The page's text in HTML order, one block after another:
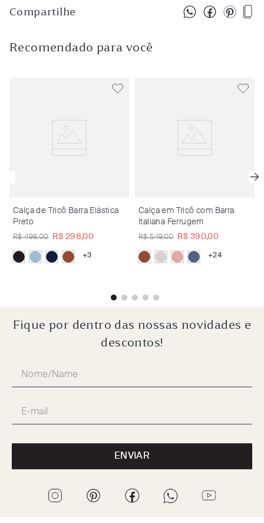
Compartilhe
Recomendado para você
Calça de Tricô Barra Elástica
Preto
R$ 498,00 R$ 298,00
+3
Calça em Tricô com Barra
Italiana Ferrugem
R$ 549,00 R$ 390,00
+24
Fique por dentro das nossas novidades e
descontos!
ENVIAR